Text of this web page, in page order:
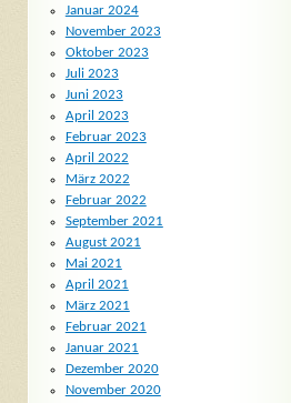
Januar 2024
November 2023
Oktober 2023
Juli 2023
Juni 2023
April 2023
Februar 2023
April 2022
März 2022
Februar 2022
September 2021
August 2021
Mai 2021
April 2021
März 2021
Februar 2021
Januar 2021
Dezember 2020
November 2020